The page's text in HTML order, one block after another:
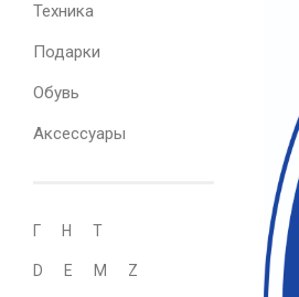
Техника
Подарки
Обувь
Аксессуары
Г Н Т
D E M Z